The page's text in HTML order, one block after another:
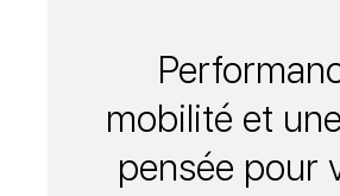
mobilité et
pensée pour